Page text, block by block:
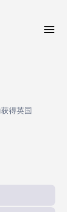
得英国